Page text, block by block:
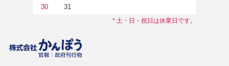
30 31
* 土・日・祝日は休業日です。